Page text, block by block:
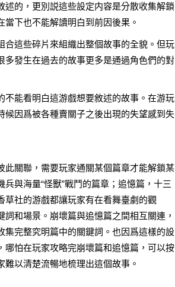
的，更別説這些設定内容是分散收集解鎖
下也不能解讀明白到前因後果。
這些碎片來組織出整個故事的全貌。但玩
發生在過去的故事更多是通過角色們的對
能看明白這游戲想要敘述的故事。在游玩
因爲被各種賣關子之後出現的失望感到失
關聯，需要玩家通關某個篇章才能解鎖某
與海量“怪獸”戰鬥的篇章；追憶篇，十三
社的游戲都讓玩家有在看舞臺劇的觀
和場景。崩壞篇與追憶篇之間相互關連，
完整究明篇中的關鍵詞。也因爲這樣的設
怕在玩家攻略完崩壞篇和追憶篇，可以按
以清楚流暢地梳理出這個故事。